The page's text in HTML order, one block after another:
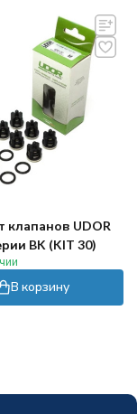
клапанов UDOR
BK (KIT 30)
В корзину